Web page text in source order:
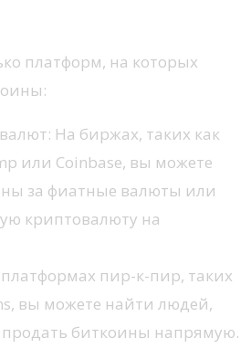
платформ, на которых
На биржах, таких как
или Coinbase, вы можете
за фиатные валюты или
криптовалюту на
пир-к-пир, таких
вы можете найти людей,
продать биткоины напрямую.